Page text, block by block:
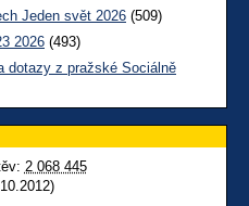
Jeden svět 2026 (509)
2026 (493)
dotazy z pražské Sociálně
2 068 445